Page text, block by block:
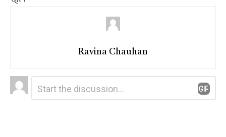
Ravina Chauhan
Leave
a
Comment